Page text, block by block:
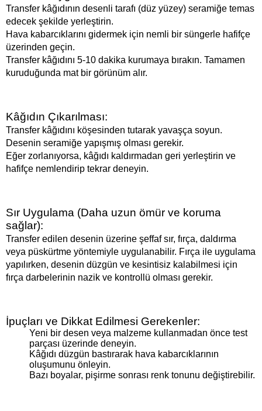
Transfer kâğıdının desenli tarafı (düz yüzey) seramiğe temas
edecek şekilde yerleştirin.
Hava kabarcıklarını gidermek için nemli bir süngerle hafifçe
üzerinden geçin.
Transfer kâğıdını 5-10 dakika kurumaya bırakın. Tamamen
kuruduğunda mat bir görünüm alır.
Kâğıdın Çıkarılması:
Transfer kâğıdını köşesinden tutarak yavaşça soyun.
Desenin seramiğe yapışmış olması gerekir.
Eğer zorlanıyorsa, kâğıdı kaldırmadan geri yerleştirin ve
hafifçe nemlendirip tekrar deneyin.
Sır Uygulama (Daha uzun ömür ve koruma
sağlar):
Transfer edilen desenin üzerine şeffaf sır, fırça, daldırma
veya püskürtme yöntemiyle uygulanabilir. Fırça ile uygulama
yapılırken, desenin düzgün ve kesintisiz kalabilmesi için
fırça darbelerinin nazik ve kontrollü olması gerekir.
İpuçları ve Dikkat Edilmesi Gerekenler:
Yeni bir desen veya malzeme kullanmadan önce test
parçası üzerinde deneyin.
Kâğıdı düzgün bastırarak hava kabarcıklarının
oluşumunu önleyin.
Bazı boyalar, pişirme sonrası renk tonunu değiştirebilir.